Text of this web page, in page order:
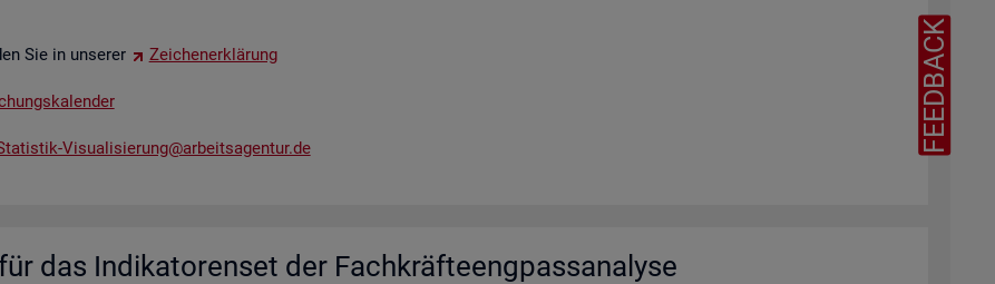
Sie in un­se­rer Zei­chen­er­klä­rung
​Vis​uali​sier​ung@​arb​eits​agen​tur.​de
das In­di­ka­to­ren­set der Fach­kräf­te­eng­pass­ana­ly­se
FEEDBACK